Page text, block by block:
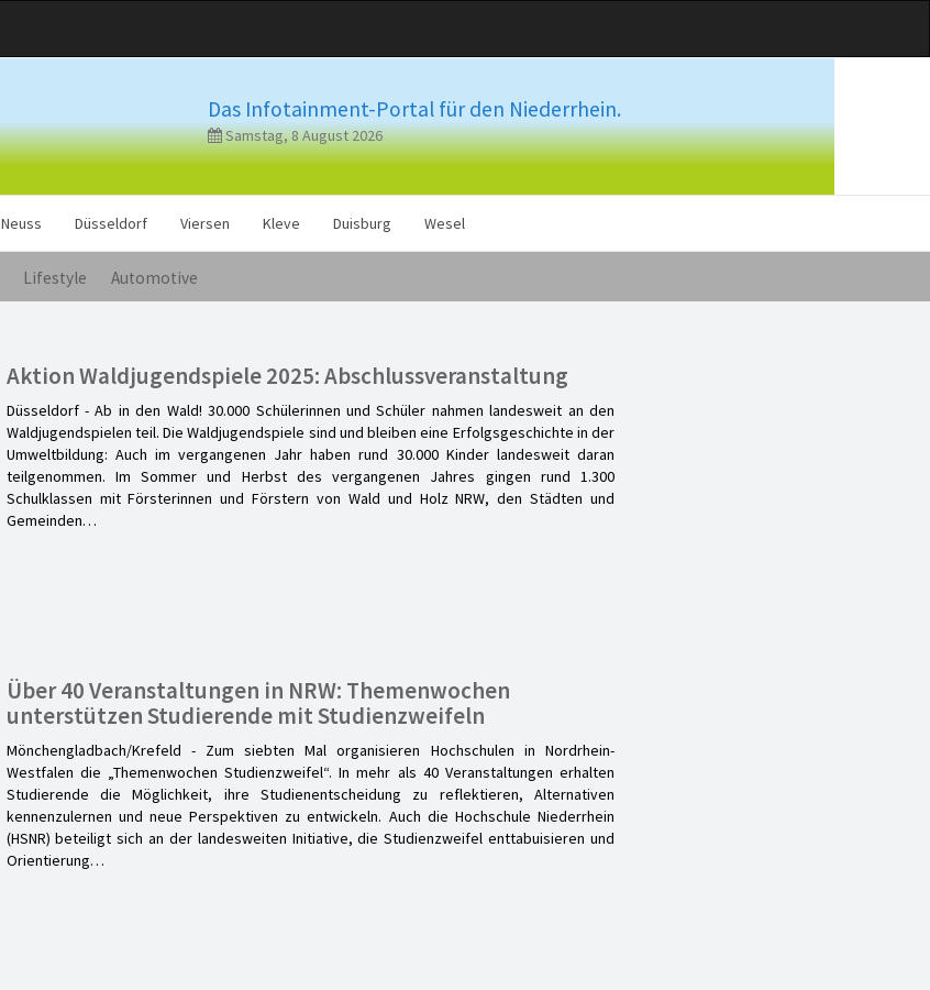
Das Infotainment-Portal für den Niederrhein.
Samstag, 8 August 2026
Neuss Düsseldorf Viersen Kleve Duisburg Wesel
Lifestyle Automotive
Aktion Waldjugendspiele 2025: Abschlussveranstaltung
Düsseldorf - Ab in den Wald! 30.000 Schülerinnen und Schüler nahmen landesweit an den
Waldjugendspielen teil. Die Waldjugendspiele sind und bleiben eine Erfolgsgeschichte in der
Umweltbildung: Auch im vergangenen Jahr haben rund 30.000 Kinder landesweit daran
teilgenommen. Im Sommer und Herbst des vergangenen Jahres gingen rund 1.300
Schulklassen mit Försterinnen und Förstern von Wald und Holz NRW, den Städten und
Gemeinden…
Über 40 Veranstaltungen in NRW: Themenwochen
unterstützen Studierende mit Studienzweifeln
Mönchengladbach/Krefeld - Zum siebten Mal organisieren Hochschulen in Nordrhein-
Westfalen die „Themenwochen Studienzweifel“. In mehr als 40 Veranstaltungen erhalten
Studierende die Möglichkeit, ihre Studienentscheidung zu reflektieren, Alternativen
kennenzulernen und neue Perspektiven zu entwickeln. Auch die Hochschule Niederrhein
(HSNR) beteiligt sich an der landesweiten Initiative, die Studienzweifel enttabuisieren und
Orientierung…